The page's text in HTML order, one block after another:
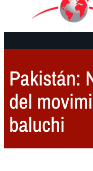
Pakistán:
del
baluchi